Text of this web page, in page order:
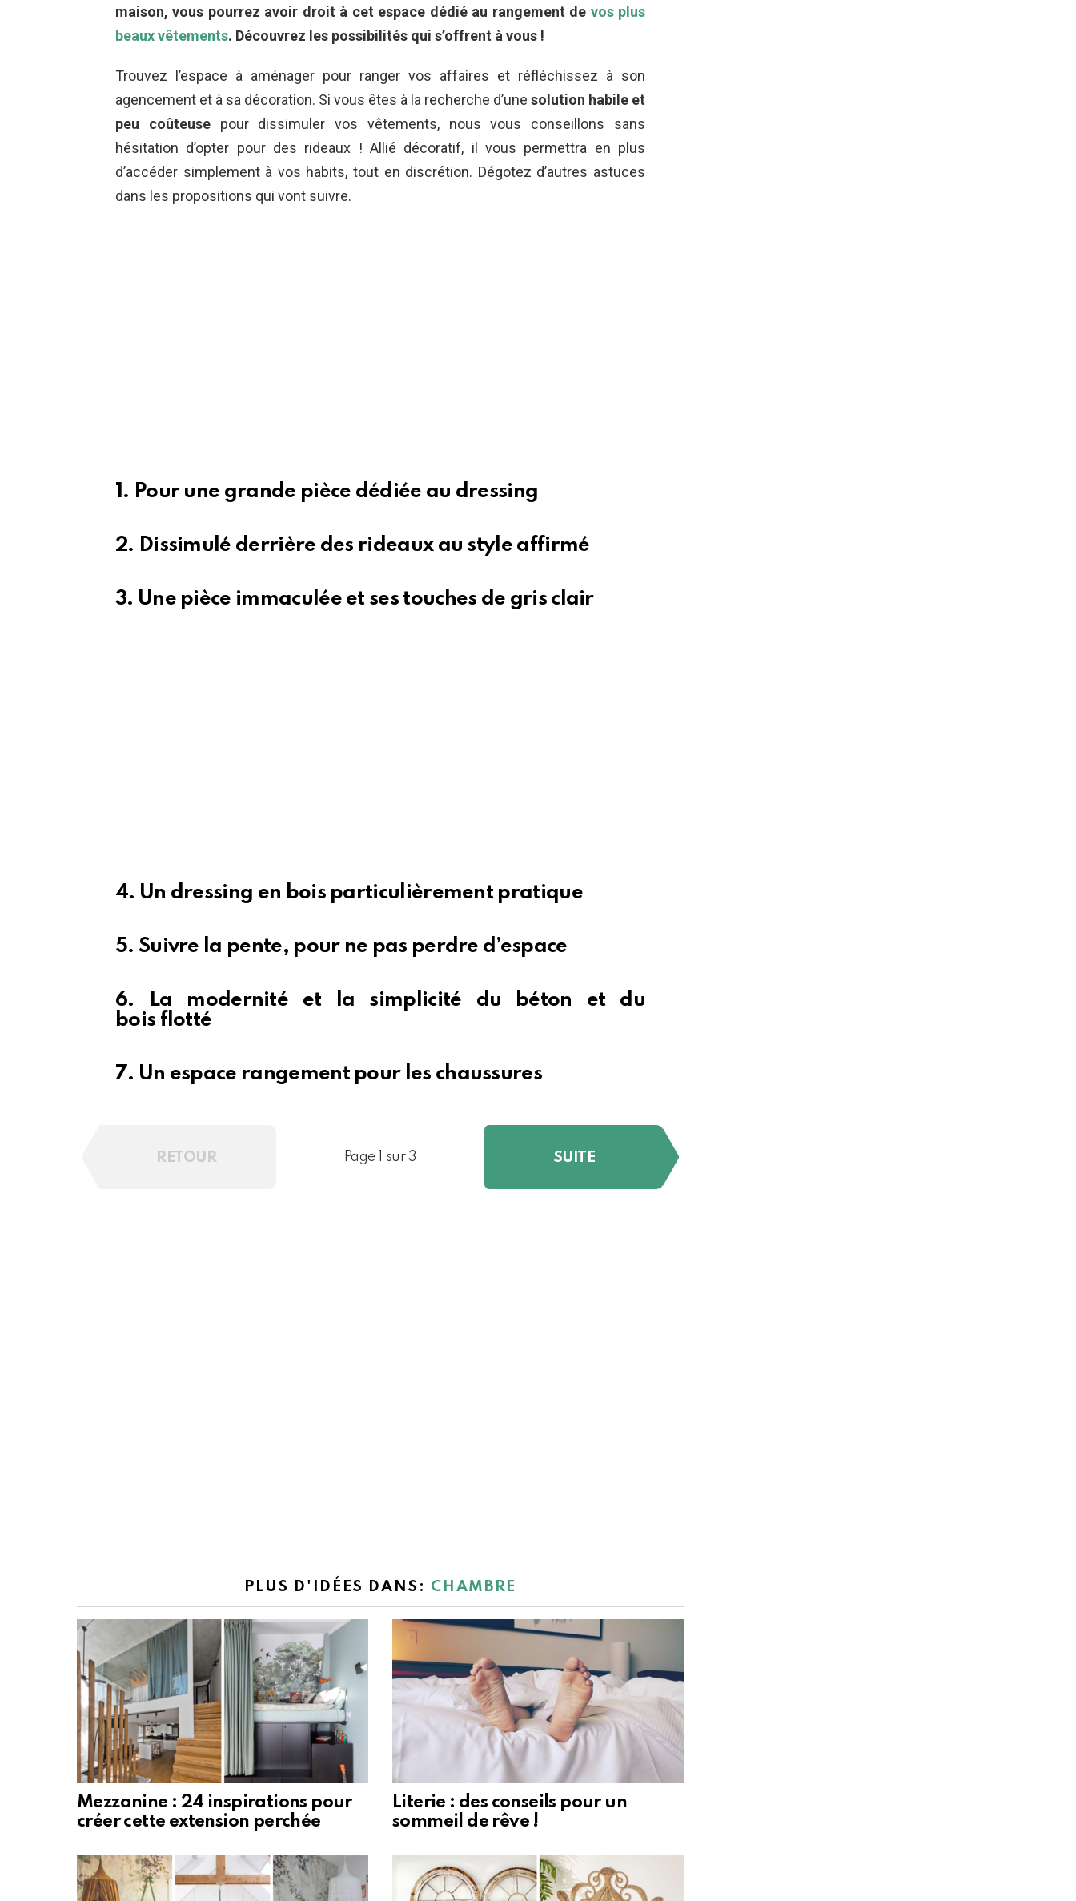
maison, vous pourrez avoir droit à cet espace dédié au rangement de vos plus
beaux vêtements. Découvrez les possibilités qui s’offrent à vous !
Trouvez l’espace à aménager pour ranger vos affaires et réfléchissez à son
agencement et à sa décoration. Si vous êtes à la recherche d’une solution habile et
peu coûteusepour dissimuler vos vêtements, nous vous conseillons sans
hésitation d’opter pour des rideaux ! Allié décoratif, il vous permettra en plus
d’accéder simplement à vos habits, tout en discrétion. Dégotez d’autres astuces
dans les propositions qui vont suivre.
1. Pour une grande pièce dédiée au dressing
2. Dissimulé derrière des rideaux au style affirmé
3. Une pièce immaculée et ses touches de gris clair
4. Un dressing en bois particulièrement pratique
5. Suivre la pente, pour ne pas perdre d’espace
6. La modernité et la simplicité du béton et du
bois flotté
7. Un espace rangement pour les chaussures
Page 1 sur 3
RETOUR SUITE
PLUS D'IDÉES DANS: CHAMBRE
Mezzanine : 24 inspirations pour
créer cette extension perchée
Literie : des conseils pour un
sommeil de rêve !